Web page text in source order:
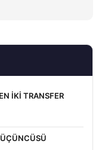
İKİ TRANSFER